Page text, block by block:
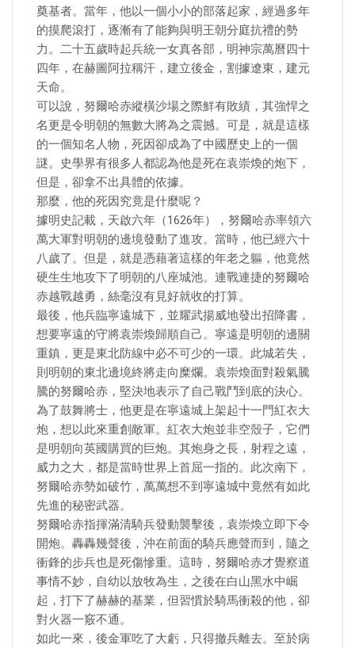
奠基者。當年，他以一個小小的部落起家，經過多年
的摸爬滾打，逐漸有了能夠與明王朝分庭抗禮的勢
力。二十五歲時起兵統一女真各部，明神宗萬曆四十
四年，在赫圖阿拉稱汗，建立後金，割據遼東，建元
天命。
可以說，努爾哈赤縱橫沙場之際鮮有敗績，其強悍之
名更是令明朝的無數大將為之震撼。可是，就是這樣
的一個知名人物，死因卻成為了中國歷史上的一個
謎。史學界有很多人都認為他是死在袁崇煥的炮下，
但是，卻拿不出具體的依據。
那麼，他的死因究竟是什麼呢？
據明史記載，天啟六年（1626年），努爾哈赤率領六
萬大軍對明朝的邊境發動了進攻。當時，他已經六十
八歲了。但是，就是憑藉著這樣的年老之軀，他竟然
硬生生地攻下了明朝的八座城池。連戰連捷的努爾哈
赤越戰越勇，絲毫沒有見好就收的打算。
最後，他兵臨寧遠城下，並耀武揚威地發出招降書，
想要寧遠的守將袁崇煥歸順自己。寧遠是明朝的邊關
重鎮，更是東北防線中必不可少的一環。此城若失，
則明朝的東北邊境終將走向糜爛。袁崇煥面對殺氣騰
騰的努爾哈赤，堅決地表示了自己戰鬥到底的決心。
為了鼓舞將士，他更是在寧遠城上架起十一門紅衣大
炮，想以此來重創敵軍。紅衣大炮並非空殼子，它們
是明朝向英國購買的巨炮。其炮身之長，射程之遠，
威力之大，都是當時世界上首屈一指的。此次南下，
努爾哈赤勢如破竹，萬萬想不到寧遠城中竟然有如此
先進的秘密武器。
努爾哈赤指揮滿清騎兵發動襲擊後，袁崇煥立即下令
開炮。轟轟幾聲後，沖在前面的騎兵應聲而到，隨之
衝鋒的步兵也是死傷慘重。這時，努爾哈赤才覺察道
事情不妙，自幼以放牧為生，之後在白山黑水中崛
起，打下了赫赫的基業，但習慣於騎馬衝殺的他，卻
對火器一竅不通。
如此一來，後金軍吃了大虧，只得撤兵離去。至於病